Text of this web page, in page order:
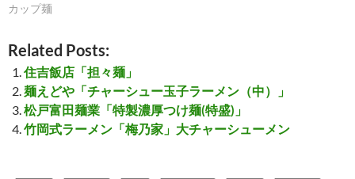
カップ麺
Related Posts:
住吉飯店「担々麺」
麺えどや「チャーシュー玉子ラーメン（中）」
松戸富田麺業「特製濃厚つけ麺(特盛)」
竹岡式ラーメン「梅乃家」大チャーシューメン